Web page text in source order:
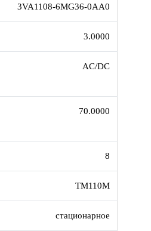
3VA1108-6MG36-0AA0
3.0000
AC/DC
70.0000
8
TM110M
стационарное